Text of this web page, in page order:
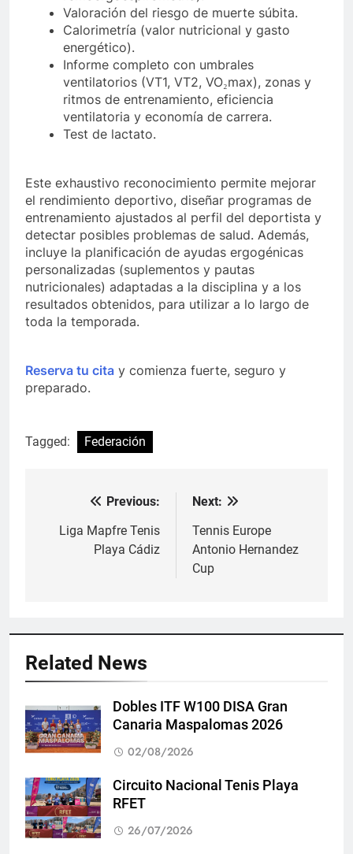
Valoración del riesgo de muerte súbita.
Calorimetría (valor nutricional y gasto
energético).
Informe completo con umbrales
ventilatorios (VT1, VT2, VO₂max), zonas y
ritmos de entrenamiento, eficiencia
ventilatoria y economía de carrera.
Test de lactato.
Este exhaustivo reconocimiento permite mejorar
el rendimiento deportivo, diseñar programas de
entrenamiento ajustados al perfil del deportista y
detectar posibles problemas de salud. Además,
incluye la planificación de ayudas ergogénicas
personalizadas (suplementos y pautas
nutricionales) adaptadas a la disciplina y a los
resultados obtenidos, para utilizar a lo largo de
toda la temporada.
Reserva tu cita y comienza fuerte, seguro y
preparado.
Tagged: Federación
Navegación
de
entradas
Previous:
Liga Mapfre Tenis
Playa Cádiz
Next:
Tennis Europe
Antonio Hernandez
Cup
Related News
Dobles ITF W100 DISA Gran
Canaria Maspalomas 2026
02/08/2026
Circuito Nacional Tenis Playa
RFET
26/07/2026